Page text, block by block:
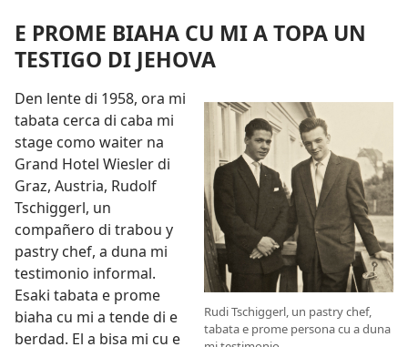
E PROME BIAHA CU MI A TOPA UN
TESTIGO DI JEHOVA
Rudi Tschiggerl, un pastry chef,
tabata e prome persona cu a duna
Den lente di 1958, ora mi
tabata cerca di caba mi
stage como waiter na
Grand Hotel Wiesler di
Graz, Austria, Rudolf
Tschiggerl, un
compañero di trabou y
pastry chef, a duna mi
testimonio informal.
Esaki tabata e prome
biaha cu mi a tende di e
berdad. El a bisa mi cu e